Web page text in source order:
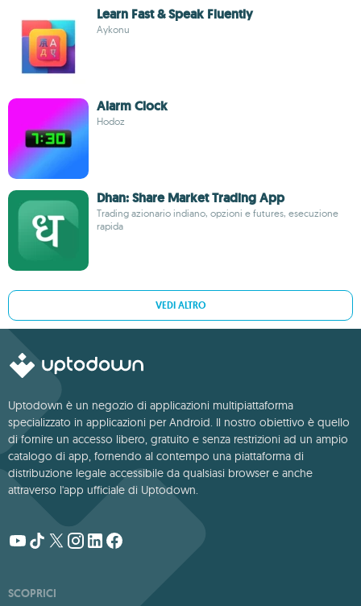
Learn Fast & Speak Fluently
Aykonu
Alarm Clock
Hodoz
Dhan: Share Market Trading App
Trading azionario indiano, opzioni e futures, esecuzione
rapida
VEDI ALTRO
Uptodown è un negozio di applicazioni multipiattaforma
specializzato in applicazioni per Android. Il nostro obiettivo è quello
di fornire un accesso libero, gratuito e senza restrizioni ad un ampio
catalogo di app, fornendo al contempo una piattaforma di
distribuzione legale accessibile da qualsiasi browser e anche
attraverso l'app ufficiale di Uptodown.
SCOPRICI